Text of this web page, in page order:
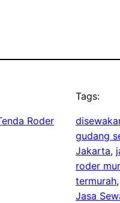
Roder
Tags:
gudang
Jakarta,
roder
termurah,
Jasa